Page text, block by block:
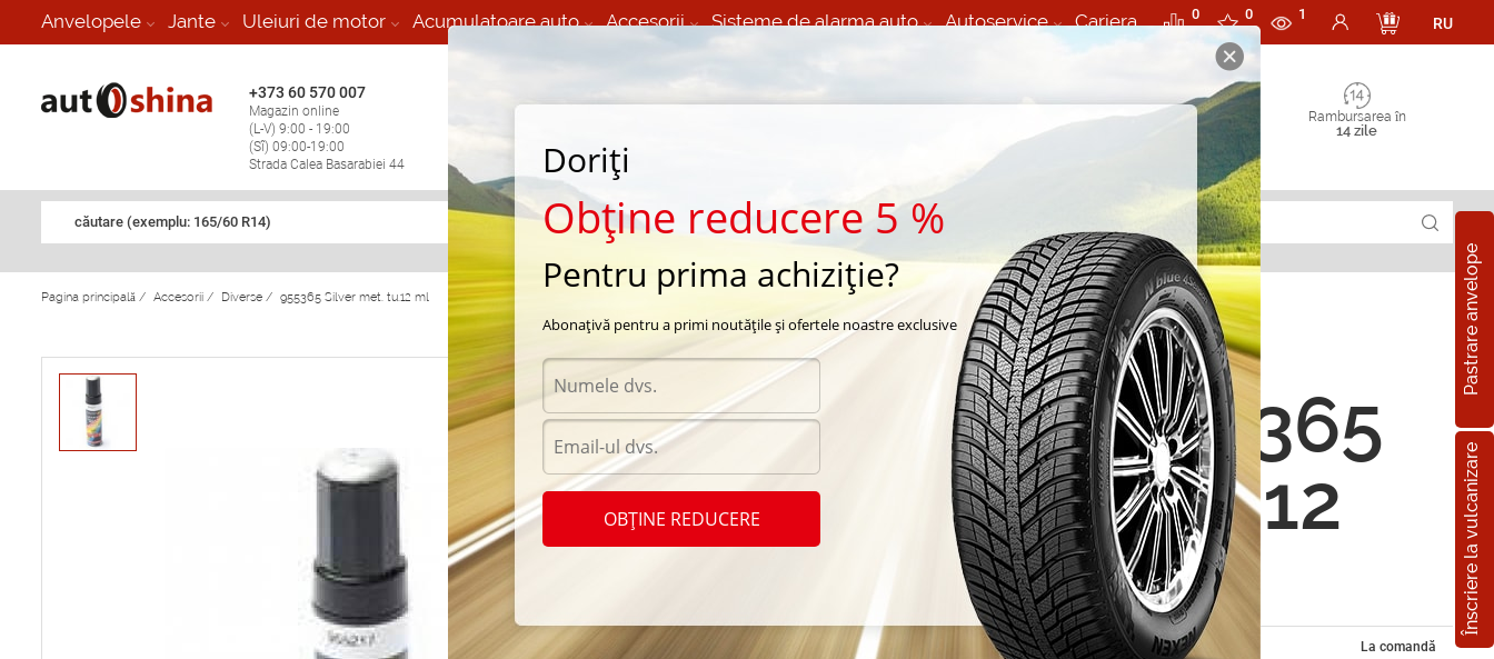
Anvelopele Jante Uleiuri de motor Acumulatoare auto Accesorii Sisteme de alarma auto Autoservice Cariera 0 0 1
RU
+373 60 570 007
Magazin online
(L-V) 9:00 - 19:00
(Sî) 09:00-19:00
Strada Calea Basarabiei 44
Vulcanizare Mobila 24/7 non
Rambursarea în
14 zile
căutare (exemplu: 165/60 R14)
Pastrare anvelope
Înscriere la vulcanizare
Pagina principală / Accesorii / Diverse / 955365 Silver met. tu.12 ml
Accesorii 955365
Silver met. tu.12
Cod produs: AT-185721 La comandă
Doriți
Obține reducere 5 %
Pentru prima achiziție?
Abonațivă pentru a primi noutățile și ofertele noastre exclusive
OBȚINE REDUCERE